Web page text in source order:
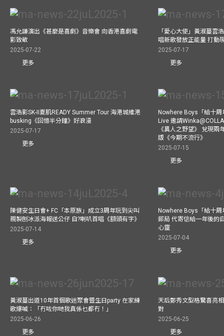
馮允謙演出《甚麼是喜劇》音樂會 向香港喜劇電
影致敬
2025-07-22
更多
「愛心大使」黃淑蔓雲
唱新歌發放正能量 打動
2025-07-17
更多
雲浩影SK-II夏肌READY Summer Tour 海港城維港
busking《回憶半分鐘》好浪漫
2025-07-17
更多
Nowhere Boys「給十
Live 邀請
《異人之野望》 兌現兩
版《今期不流行》
2025-07-15
更多
陳健安生日會+ FC「本原族」成立3周年玩到尖叫
親製刨冰派海報送公仔 自?喇叭首唱《額頭有字》
2025-07-14
更多
Nowhere Boys「給十
郵局 代寄信給一年後的
心靈
2025-07-04
更多
黃淑蔓出道10年首個歌迷聚會暨生日party 在家練
歌爆喊：「冇咗你哋我真係乜都冇！」
2025-06-26
更多
天后鄭秀文型格驚喜亮
對
2025-06-25
更多